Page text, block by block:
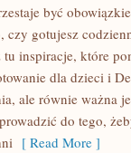
być
czy gotujesz
tu inspiracje, które
dla dzieci i
ale równie ważna
do tego,
[ Read More ]